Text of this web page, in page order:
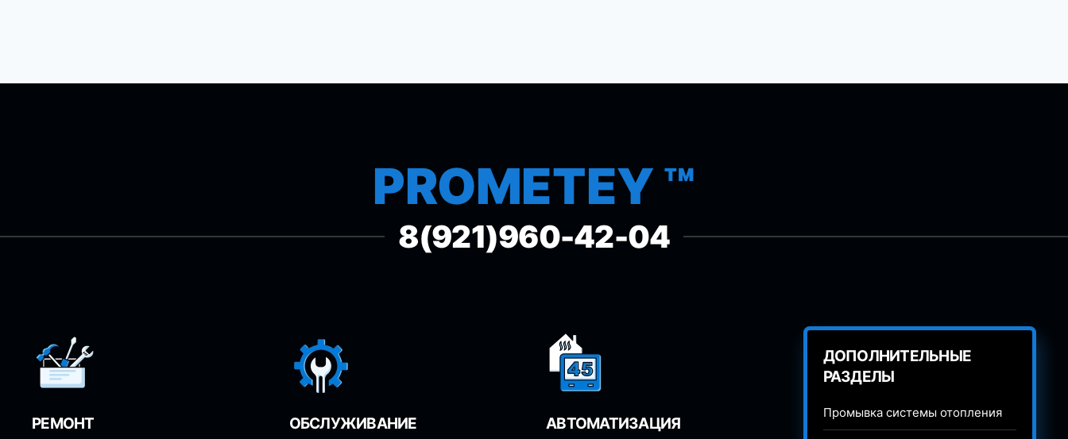
PROMETEY ™
8(921)960-42-04
РЕМОНТ ОБСЛУЖИВАНИЕ АВТОМАТИЗАЦИЯ
ДОПОЛНИТЕЛЬНЫЕ
РАЗДЕЛЫ
Промывка системы отопления